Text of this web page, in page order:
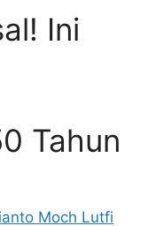
Ini
Tahun
Moch Lutfi